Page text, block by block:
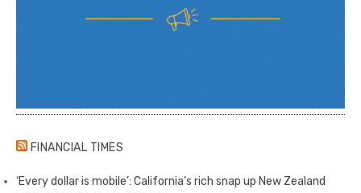
FINANCIAL TIMES
‘Every dollar is mobile’: California’s rich snap up New Zealand